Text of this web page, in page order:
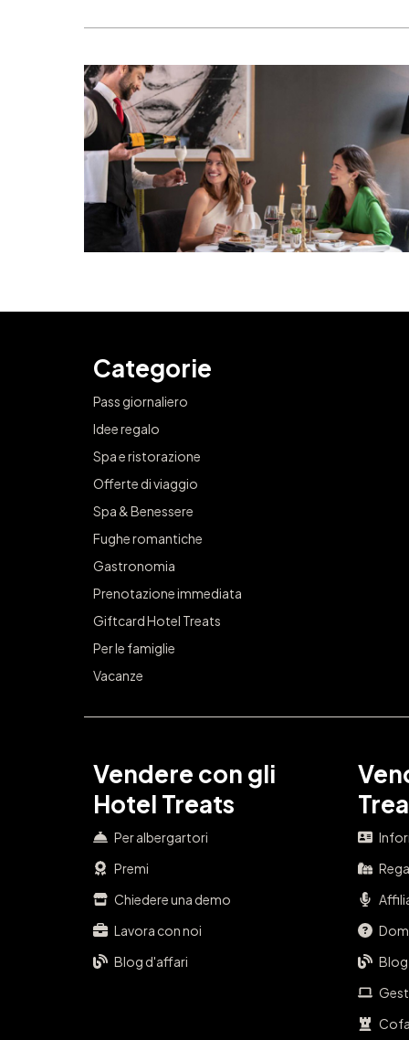
Categorie
Pass giornaliero
Idee regalo
Spa e ristorazione
Offerte di viaggio
Spa & Benessere
Fughe romantiche
Gastronomia
Prenotazione immediata
Giftcard Hotel Treats
Per le famiglie
Vacanze
Vendere con gli
Hotel Treats
Per albergartori
Premi
Chiedere una demo
Lavora con noi
Blog d'affari
Blog